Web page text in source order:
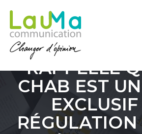
LE
RAPPELLE
CHAB EST
RÉGULATION